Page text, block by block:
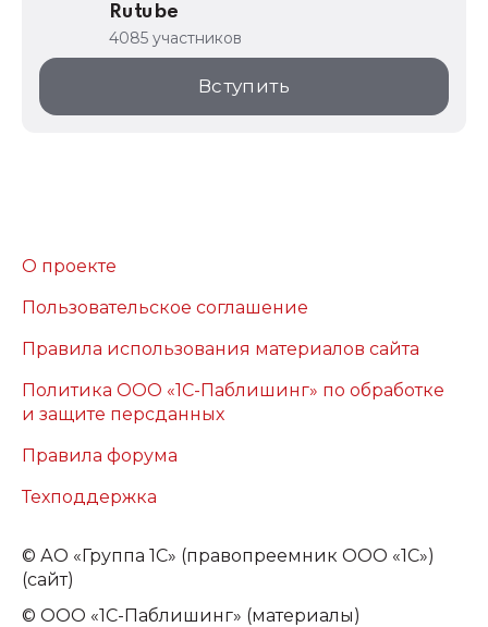
Rutube
4085 участников
Вступить
О проекте
Пользовательское соглашение
Правила использования материалов сайта
Политика ООО «1С-Паблишинг» по обработке
и защите персданных
Правила форума
Техподдержка
© АО «Группа 1С» (правопреемник ООО «1С»)
(сайт)
© ООО «1С-Паблишинг» (материалы)